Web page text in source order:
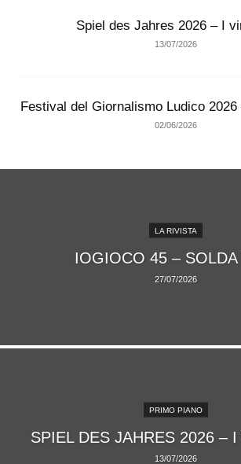
Spiel des Jahres 2026 – I
13/07/2026
Festival del Giornalismo Ludico
02/06/2026
LA RIVISTA
IOGIOCO 45 – SOLDA
27/07/2026
PRIMO PIANO
SPIEL DES JAHRES 2026 –
13/07/2026